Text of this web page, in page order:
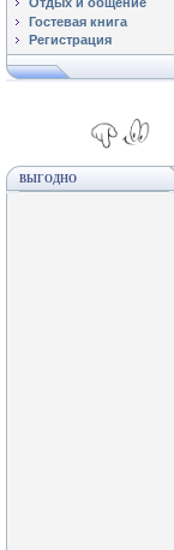
Гостевая книга
Регистрация
ВЫГОДНО